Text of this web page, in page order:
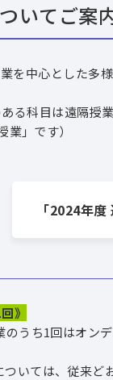
いてご案
を中心とした多
る科目は遠隔授
業」です）
「2024年
》
ち1回はオンデ
ては、従来どお